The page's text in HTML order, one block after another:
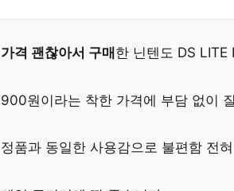
가격 괜찮아서 구매 한 닌텐도 DS LITE
900원이라는 착한 가격에 부담 없이
정품과 동일한 사용감으로 불편함 전